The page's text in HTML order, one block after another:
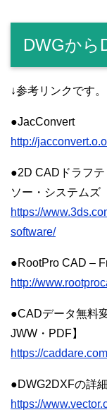
DWGから
↓参考リンクです。
●JacConvert
http://
●2D CADドラフ
ソー・システムズ
https://
software/
●RootPro CAD –
http://
●CADデータ無料
JWW・PDF】
https://
●DWG2DXFの詳
https://